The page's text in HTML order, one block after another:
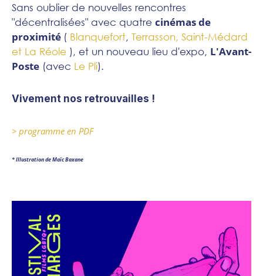
Sans oublier de nouvelles rencontres
"décentralisées" avec quatre cinémas de
proximité ( Blanquefort, Terrasson, Saint-Médard
et La Réole ), et un nouveau lieu d'expo, L'Avant-
Poste(avec Le Pli).
Vivement nos retrouvailles !
> programme en PDF
* Illustration de Maïc Baxane